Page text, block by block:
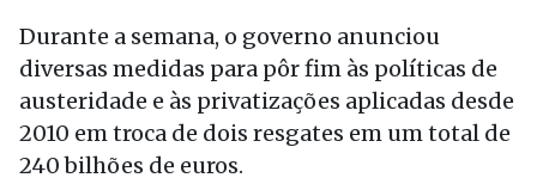
Durante a semana, o governo anunciou
diversas medidas para pôr fim às políticas de
austeridade e às privatizações aplicadas desde
2010 em troca de dois resgates em um total de
240 bilhões de euros.